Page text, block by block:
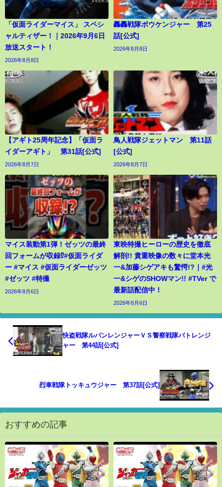
「仮面ライダーマイス」 スペシ
ャルティザー！｜2026年9月6日
放送スタート！
2026年8月8日
轟轟戦隊ボウケンジャー 第25
話[公式]
2026年8月8日
【アギト25周年記念】「仮面ラ
イダーアギト」 第31話[公式]
2026年8月7日
鳥人戦隊ジェットマン 第11話
[公式]
2026年8月7日
マイス装動第1弾！ゼッツの最終
回フォームが収録⁉︎#仮面ライダ
ー #マイス #仮面ライダーゼッツ
#ゼッツ #特撮
2026年8月6日
東映特撮ヒーローの歴史を徹底
解剖!! 貴重映像の数々に堂本光
一&加藤シゲアキも驚愕!?｜#光
一&シゲのSHOWマン!! #TVer で
最新話配信中！
2026年8月6日
快盗戦隊ルパンレンジャーＶＳ警察戦隊パトレンジ
ャー 第44話[公式]
烈車戦隊トッキュウジャー 第37話[公式]
おすすめの記事